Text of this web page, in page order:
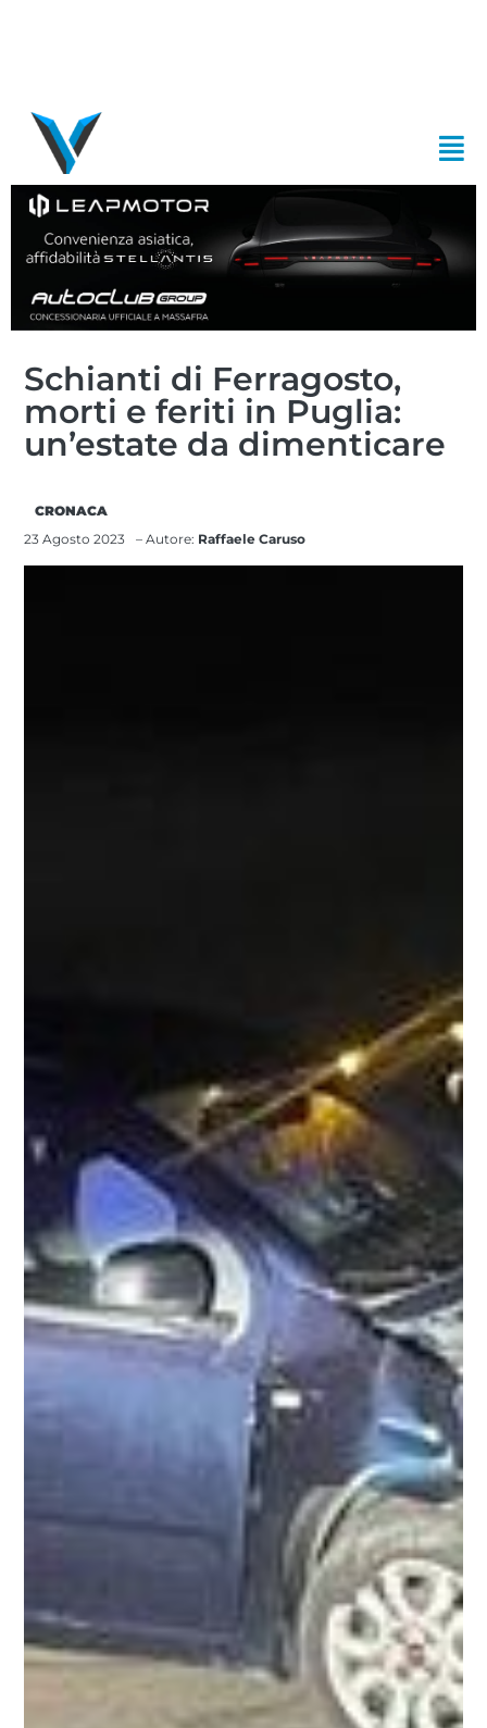
Schianti di Ferragosto,
morti e feriti in Puglia:
un’estate da dimenticare
CRONACA
23 Agosto 2023
– Autore: Raffaele Caruso